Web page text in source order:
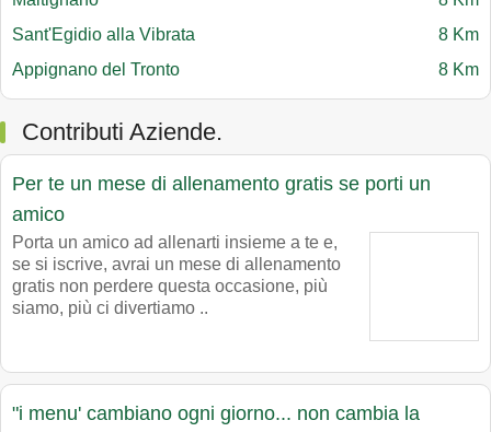
Sant'Egidio alla Vibrata
8 Km
Appignano del Tronto
8 Km
Contributi Aziende.
Per te un mese di allenamento gratis se porti un
amico
Porta un amico ad allenarti insieme a te e,
se si iscrive, avrai un mese di allenamento
gratis non perdere questa occasione, più
siamo, più ci divertiamo ..
"i menu' cambiano ogni giorno... non cambia la